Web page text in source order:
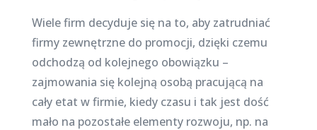
Wiele firm decyduje się na to, aby zatrudniać
firmy zewnętrzne do promocji, dzięki czemu
odchodzą od kolejnego obowiązku –
zajmowania się kolejną osobą pracującą na
cały etat w firmie, kiedy czasu i tak jest dość
mało na pozostałe elementy rozwoju, np. na